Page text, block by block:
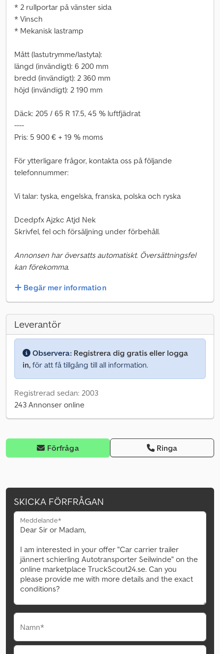
* 2 rullportar på vänster sida
* Vinsch
* Mekanisk lastramp
Mått (lastutrymme/lastyta):
längd (invändigt): 6 200 mm
bredd (invändigt): 2 360 mm
höjd (invändigt): 2 190 mm
Däck: 205 / 65 R 17.5, 45 % luftfjädrat
----
Pris: 5 900 € + 19 % moms
För ytterligare frågor, kontakta oss på följande
telefonnummer:
Vi talar: tyska, engelska, franska, polska och ryska
Dcedpfx Ajzkc Atjd Nek
Skrivfel, fel och försäljning under förbehåll.
Annonsen har översatts automatiskt. Översättningsfel
kan förekomma.
Begär mer information
Leverantör
Observera: Registrera dig gratis eller logga
in, för att få tillgång till all information.
Registrerad sedan: 2003
243 Annonser online
Förfråga Ringa
SKICKA FÖRFRÅGAN
Meddelande*
Namn*